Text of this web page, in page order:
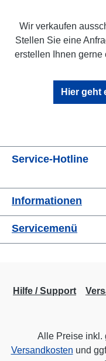
Wir verkaufen
Stellen Sie eine
erstellen Ihnen gerne
Hier geht
Service-Hotline
Informationen
Servicemenü
Hilfe / Support
Alle Preise inkl.
Versandkosten und